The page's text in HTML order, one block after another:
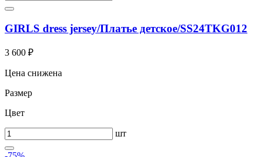
GIRLS dress jersey/Платье детское/SS24TKG012
3 600 ₽
Цена снижена
Размер
Цвет
шт